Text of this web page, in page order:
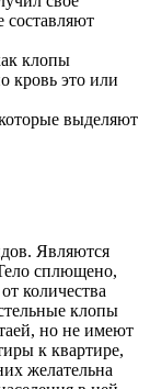
составляют
клопы
кровь это или
выделяют
Являются
сплющено,
количества
клопы
но не имеют
к квартире,
желательна